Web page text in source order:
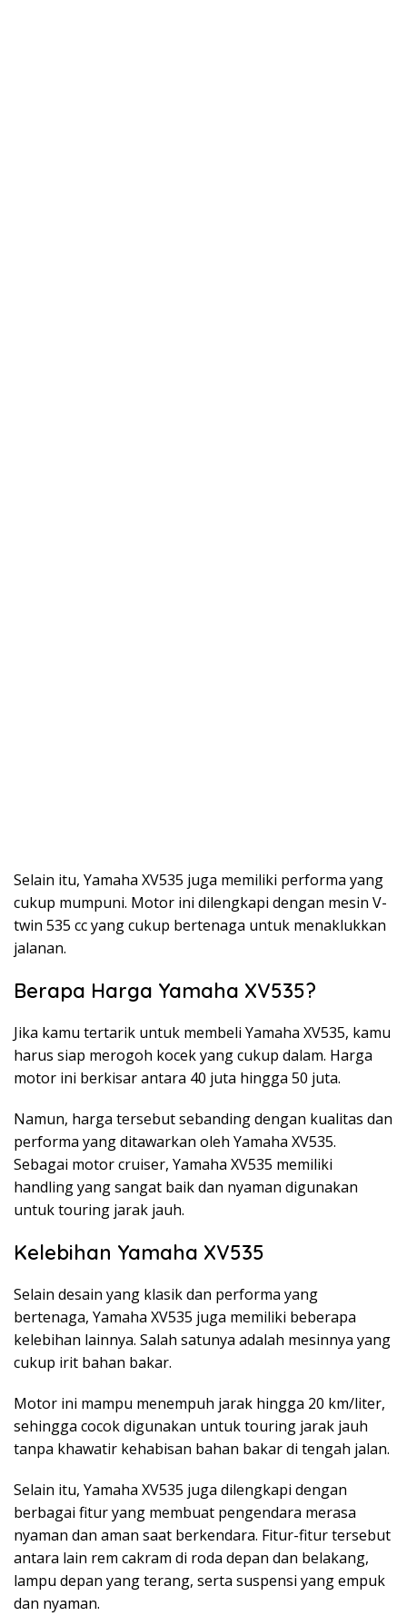
Selain itu, Yamaha XV535 juga memiliki performa yang
cukup mumpuni. Motor ini dilengkapi dengan mesin V-
twin 535 cc yang cukup bertenaga untuk menaklukkan
jalanan.
Berapa Harga Yamaha XV535?
Jika kamu tertarik untuk membeli Yamaha XV535, kamu
harus siap merogoh kocek yang cukup dalam. Harga
motor ini berkisar antara 40 juta hingga 50 juta.
Namun, harga tersebut sebanding dengan kualitas dan
performa yang ditawarkan oleh Yamaha XV535.
Sebagai motor cruiser, Yamaha XV535 memiliki
handling yang sangat baik dan nyaman digunakan
untuk touring jarak jauh.
Kelebihan Yamaha XV535
Selain desain yang klasik dan performa yang
bertenaga, Yamaha XV535 juga memiliki beberapa
kelebihan lainnya. Salah satunya adalah mesinnya yang
cukup irit bahan bakar.
Motor ini mampu menempuh jarak hingga 20 km/liter,
sehingga cocok digunakan untuk touring jarak jauh
tanpa khawatir kehabisan bahan bakar di tengah jalan.
Selain itu, Yamaha XV535 juga dilengkapi dengan
berbagai fitur yang membuat pengendara merasa
nyaman dan aman saat berkendara. Fitur-fitur tersebut
antara lain rem cakram di roda depan dan belakang,
lampu depan yang terang, serta suspensi yang empuk
dan nyaman.